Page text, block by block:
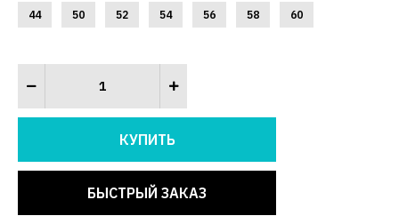
44 50 52 54 56 58 60
БЫСТРЫЙ ЗАКАЗ